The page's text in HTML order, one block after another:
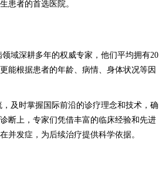
患者的首选医院。
域深耕多年的权威专家，他们平均拥有20
能根据患者的年龄、病情、身体状况等因
及时掌握国际前沿的诊疗理念和技术，确
断上，专家们凭借丰富的临床经验和先进
并发症，为后续治疗提供科学依据。